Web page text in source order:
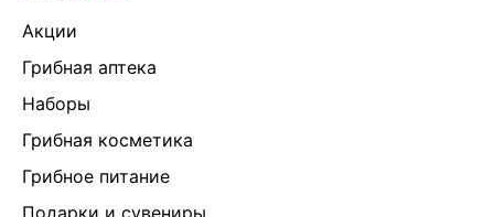
Акции
Грибная аптека
Наборы
Грибная косметика
Грибное питание
Подарки и сувениры